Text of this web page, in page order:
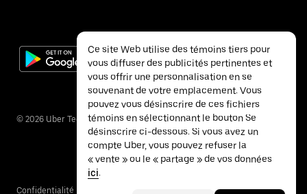
© 2026 Uber Technologies inc.
Confidentialité
Ce site Web utilise des témoins tiers pour
vous diffuser des publicités pertinentes et
vous offrir une personnalisation en se
souvenant de votre emplacement. Vous
pouvez vous désinscrire de ces fichiers
témoins en sélectionnant le bouton Se
désinscrire ci-dessous. Si vous avez un
compte Uber, vous pouvez refuser la
« vente » ou le « partage » de vos données
ici.